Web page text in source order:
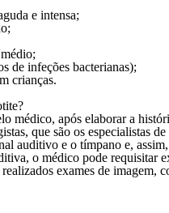
e intensa;
de infeções bacterianas);
crianças.
médico, após elaborar a
que são os especialistas
auditivo e o tímpano e,
o médico pode requisitar
realizados exames de